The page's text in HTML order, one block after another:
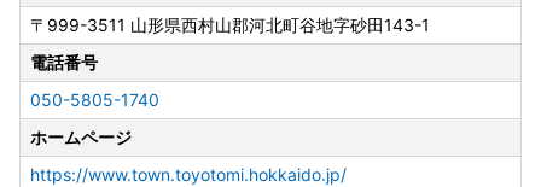
◆寄附者の皆様へ◆
●〇豊富町ふるさと納税のワンストップ申請は、申請アプリ
「IAM」で簡単便利にスマホで完結！〇●
＼マイナンバーカードをお持ちの方へ朗報／
〒999-3511 山形県西村山郡河北町谷地字砂田143-1
電話番号
050-5805-1740
ホームページ
https://www.town.toyotomi.hokkaido.jp/